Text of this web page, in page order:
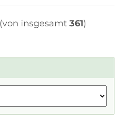
(von insgesamt 361)